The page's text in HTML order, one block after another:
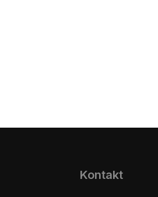
Kontakt